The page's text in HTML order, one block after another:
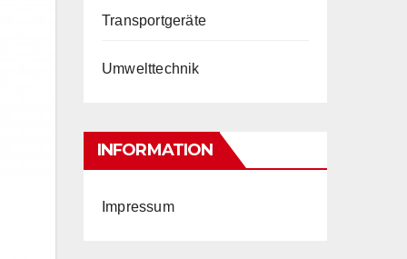
Transportgeräte
Umwelttechnik
INFORMATION
Impressum